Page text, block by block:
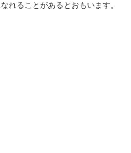
れることがあるとおもいます。